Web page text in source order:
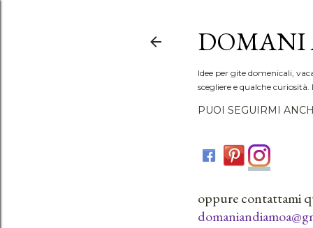
DOMANI
Idee per gite domenicali,
scegliere e qualche
PUOI SEGUIRMI
oppure contattami